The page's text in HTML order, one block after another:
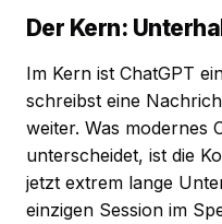
Der Kern:
Im Kern ist ChatGPT
schreibst eine
weiter. Was modernes
unterscheidet, ist die
jetzt extrem lange
einzigen Session im